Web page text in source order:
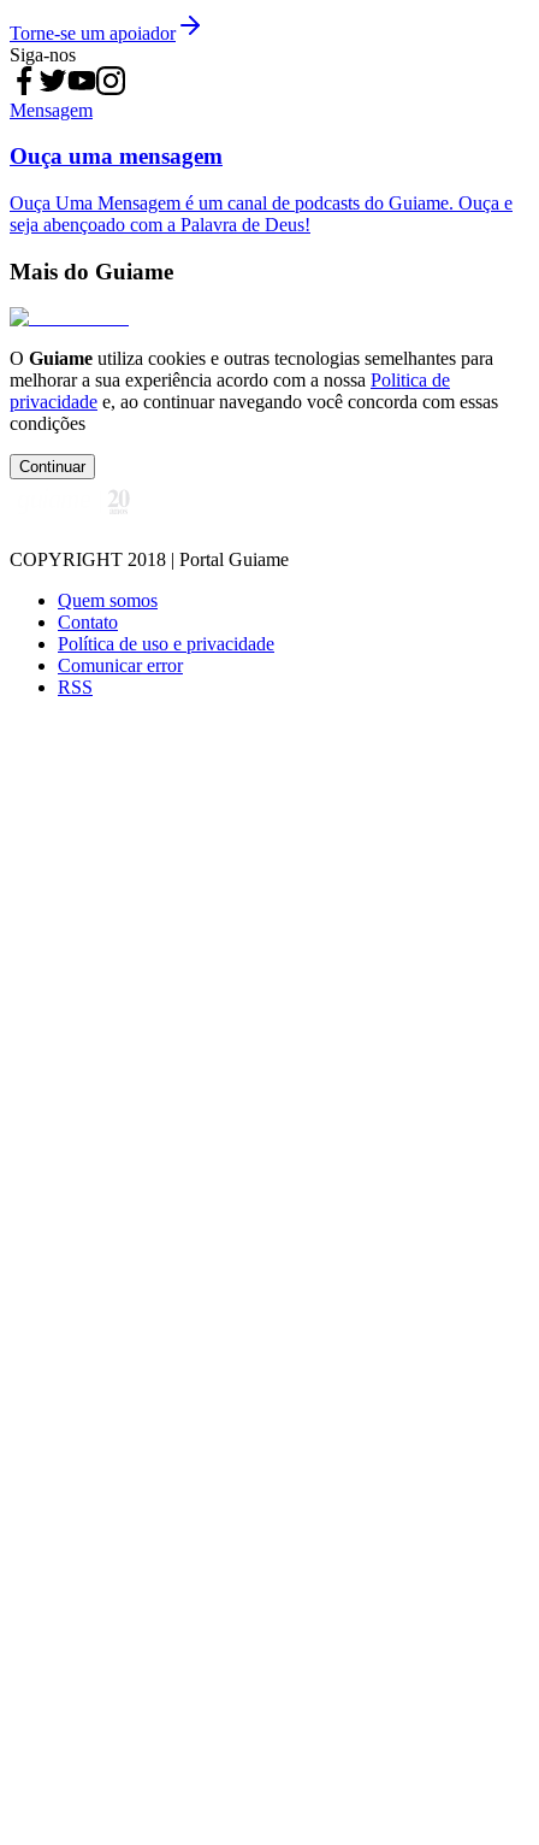
Torne-se um apoiador
Siga-nos
Mensagem
Ouça uma mensagem
Ouça Uma Mensagem é um canal de podcasts do Guiame. Ouça e
seja abençoado com a Palavra de Deus!
Mais do Guiame
O Guiame utiliza cookies e outras tecnologias semelhantes para
melhorar a sua experiência acordo com a nossa Politica de
privacidade e, ao continuar navegando você concorda com essas
condições
Continuar
COPYRIGHT 2018 | Portal Guiame
Quem somos
Contato
Política de uso e privacidade
Comunicar error
RSS